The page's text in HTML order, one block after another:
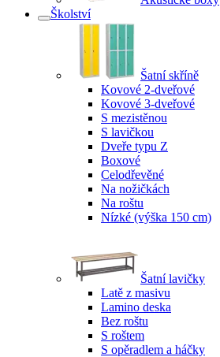
Školství
Šatní skříně
Kovové 2-dveřové
Kovové 3-dveřové
S mezistěnou
S lavičkou
Dveře typu Z
Boxové
Celodřevěné
Na nožičkách
Na roštu
Nízké (výška 150 cm)
Šatní lavičky
Latě z masivu
Lamino deska
Bez roštu
S roštem
S opěradlem a háčky